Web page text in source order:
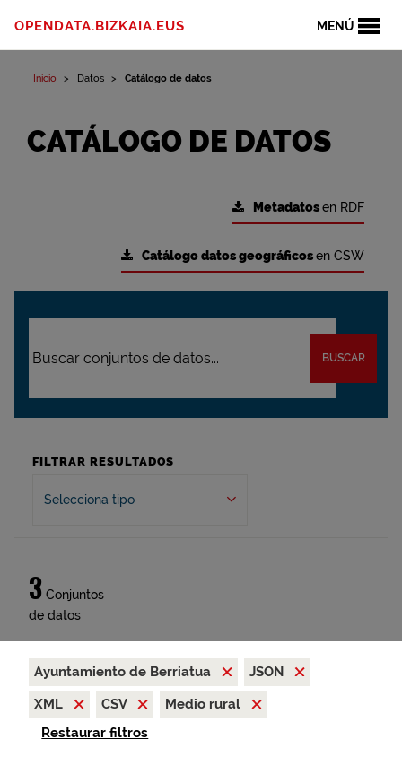
MENÚ
OPENDATA.BIZKAIA.EUS
Inicio Datos Catálogo de datos
CATÁLOGO DE DATOS
Metadatosen RDF
Catálogo datos geográficosen CSW
BUSCAR
FILTRAR RESULTADOS
Selecciona tipo
3 Conjuntos
de datos
Ayuntamiento de Berriatua
JSON
XML
CSV
Medio rural
Restaurar filtros